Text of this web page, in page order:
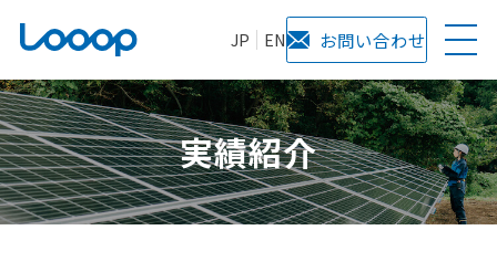
JP EN お問い合わせ
実績紹介